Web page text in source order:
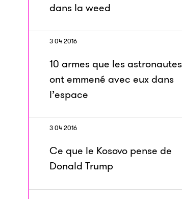
dans la weed
3 04 2016
10 armes que les astronautes
ont emmené avec eux dans
l’espace
3 04 2016
Ce que le Kosovo pense de
Donald Trump